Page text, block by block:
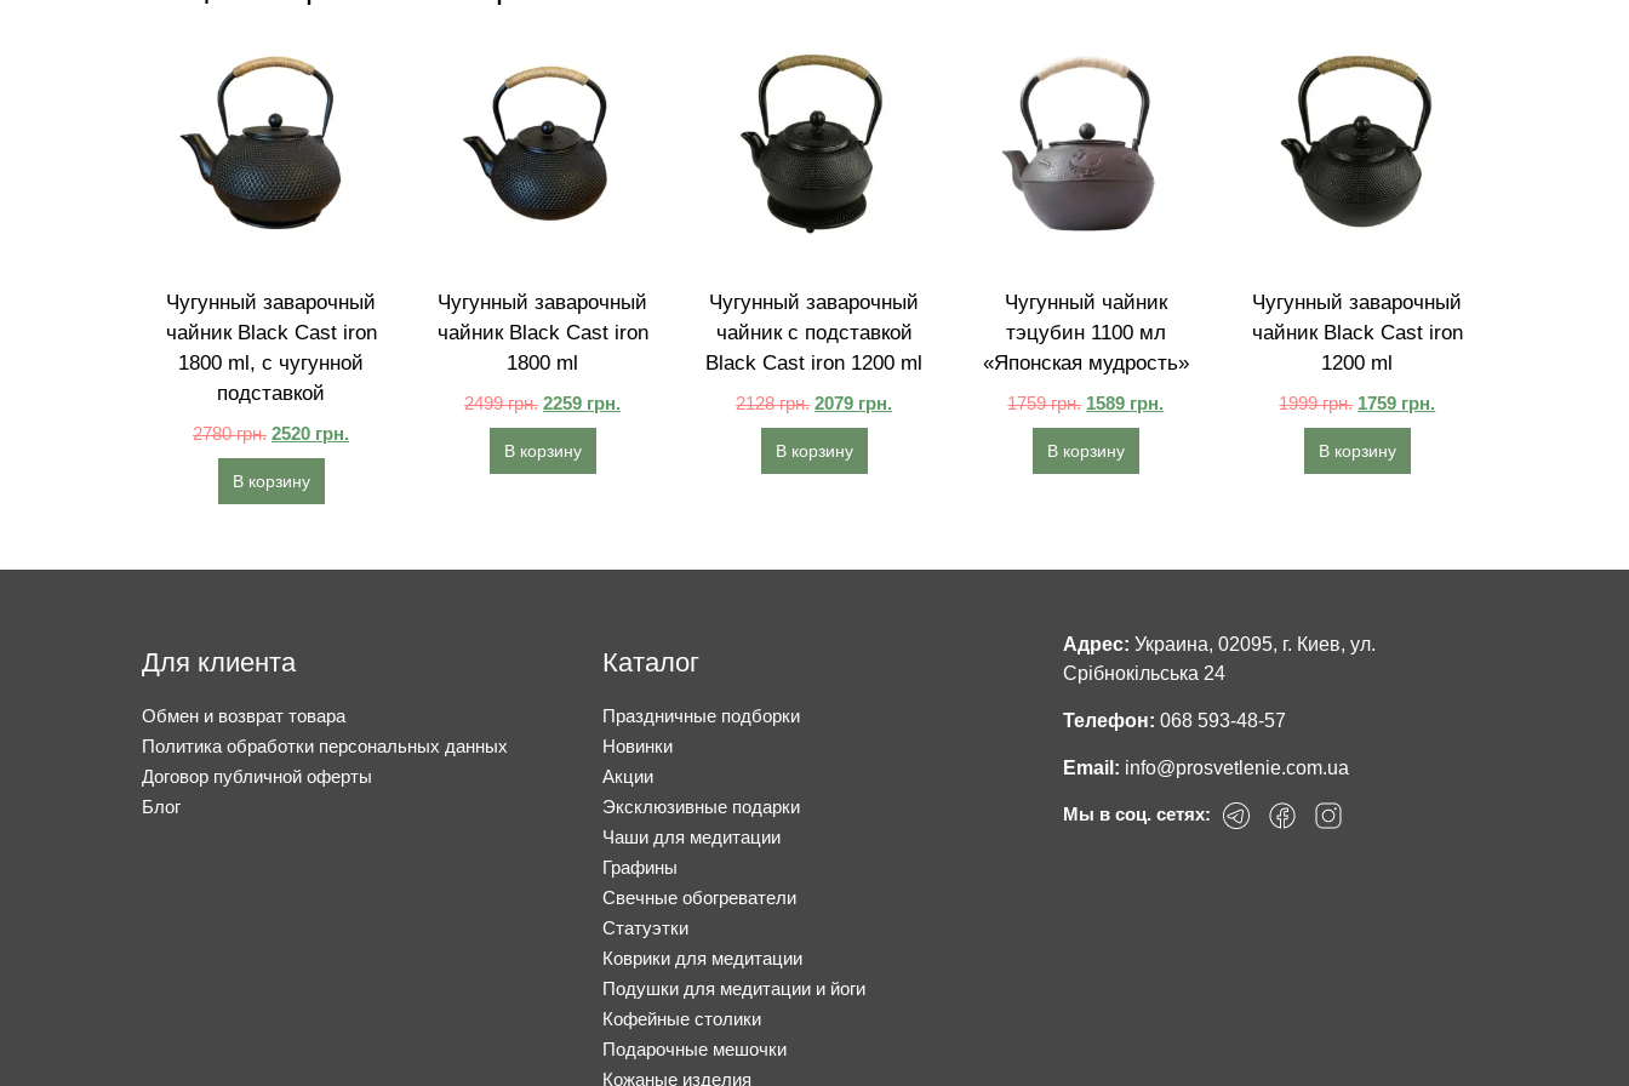
Чугунный заварочный
чайник Black Cast iron
1800 ml, с чугунной
подставкой
2780грн. 2520 грн.
В корзину
Чугунный заварочный
чайник Black Cast iron
1800 ml
2499грн. 2259 грн.
В корзину
Чугунный заварочный
чайник с подставкой
Black Cast iron 1200 ml
2128грн. 2079 грн.
В корзину
Чугунный чайник
тэцубин 1100 мл
«Японская мудрость»
1759грн. 1589 грн.
В корзину
Чугунный заварочный
чайник Black Cast iron
1200 ml
1999грн. 1759 грн.
В корзину
Для клиента
Обмен и возврат товара
Политика обработки персональных данных
Договор публичной оферты
Блог
Каталог
Праздничные подборки
Новинки
Акции
Эксклюзивные подарки
Чаши для медитации
Графины
Свечные обогреватели
Статуэтки
Коврики для медитации
Подушки для медитации и йоги
Кофейные столики
Подарочные мешочки
Кожаные изделия
Адрес: Украина, 02095, г. Киев, ул.
Срібнокільська 24
Телефон: 068 593-48-57
Email: info@prosvetlenie.com.ua
Мы в соц. сетях: